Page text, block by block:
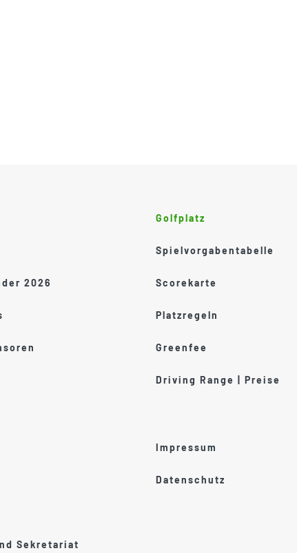
2026
Sekretariat
Golfplatz
Spielvorgabentabelle
Scorekarte
Platzregeln
Greenfee
Driving Range | Preise
Impressum
Datenschutz